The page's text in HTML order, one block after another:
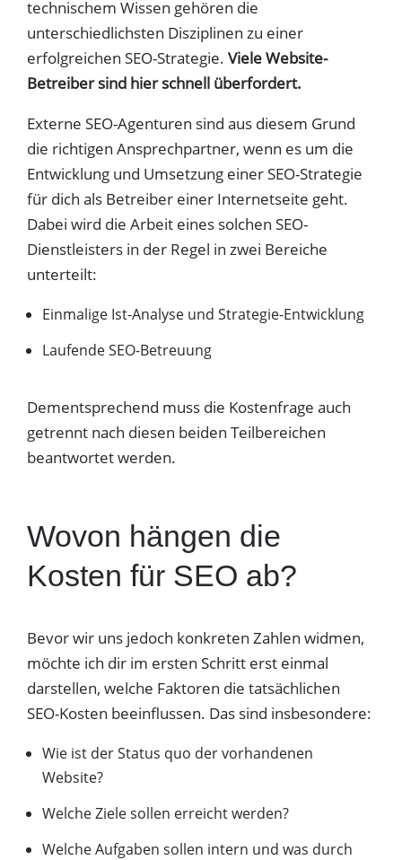
technischem Wissen gehören die
unterschiedlichsten Disziplinen zu einer
erfolgreichen SEO-Strategie. Viele Website-
Betreiber sind hier schnell überfordert.
Externe SEO-Agenturen sind aus diesem Grund
die richtigen Ansprechpartner, wenn es um die
Entwicklung und Umsetzung einer SEO-Strategie
für dich als Betreiber einer Internetseite geht.
Dabei wird die Arbeit eines solchen SEO-
Dienstleisters in der Regel in zwei Bereiche
unterteilt:
Einmalige Ist-Analyse und Strategie-Entwicklung
Laufende SEO-Betreuung
Dementsprechend muss die Kostenfrage auch
getrennt nach diesen beiden Teilbereichen
beantwortet werden.
Wovon hängen die
Kosten für SEO ab?
Bevor wir uns jedoch konkreten Zahlen widmen,
möchte ich dir im ersten Schritt erst einmal
darstellen, welche Faktoren die tatsächlichen
SEO-Kosten beeinflussen. Das sind insbesondere:
Wie ist der Status quo der vorhandenen
Website?
Welche Ziele sollen erreicht werden?
Welche Aufgaben sollen intern und was durch